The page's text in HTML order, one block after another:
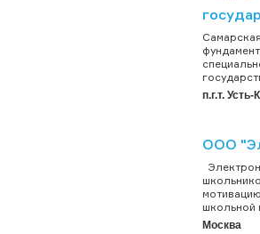
п.г.т.
ООО
школьной
Москва